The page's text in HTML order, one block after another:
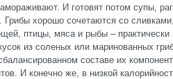
И готовят потом супы,
Грибы хорошо сочетаются со
птицы, мяса и рыбы – практически
из соленых или маринованных
составе их
И конечно же, в низкой